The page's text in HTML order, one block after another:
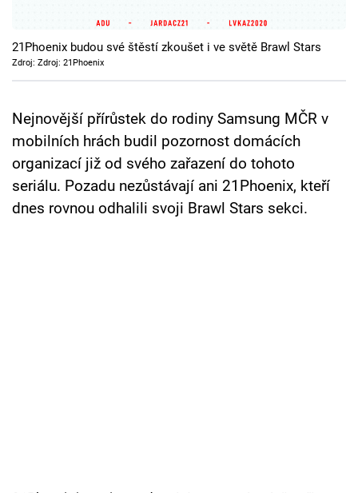
Cool Esport
Pořady
Sledujte prima+
Přihlášení
21Phoenix budou své štěstí zkoušet i ve světě Brawl Stars
Zdroj: Zdroj: 21Phoenix
Nejnovější přírůstek do rodiny Samsung MČR v
mobilních hrách budil pozornost domácích
organizací již od svého zařazení do tohoto
seriálu. Pozadu nezůstávají ani 21Phoenix, kteří
dnes rovnou odhalili svoji Brawl Stars sekci.